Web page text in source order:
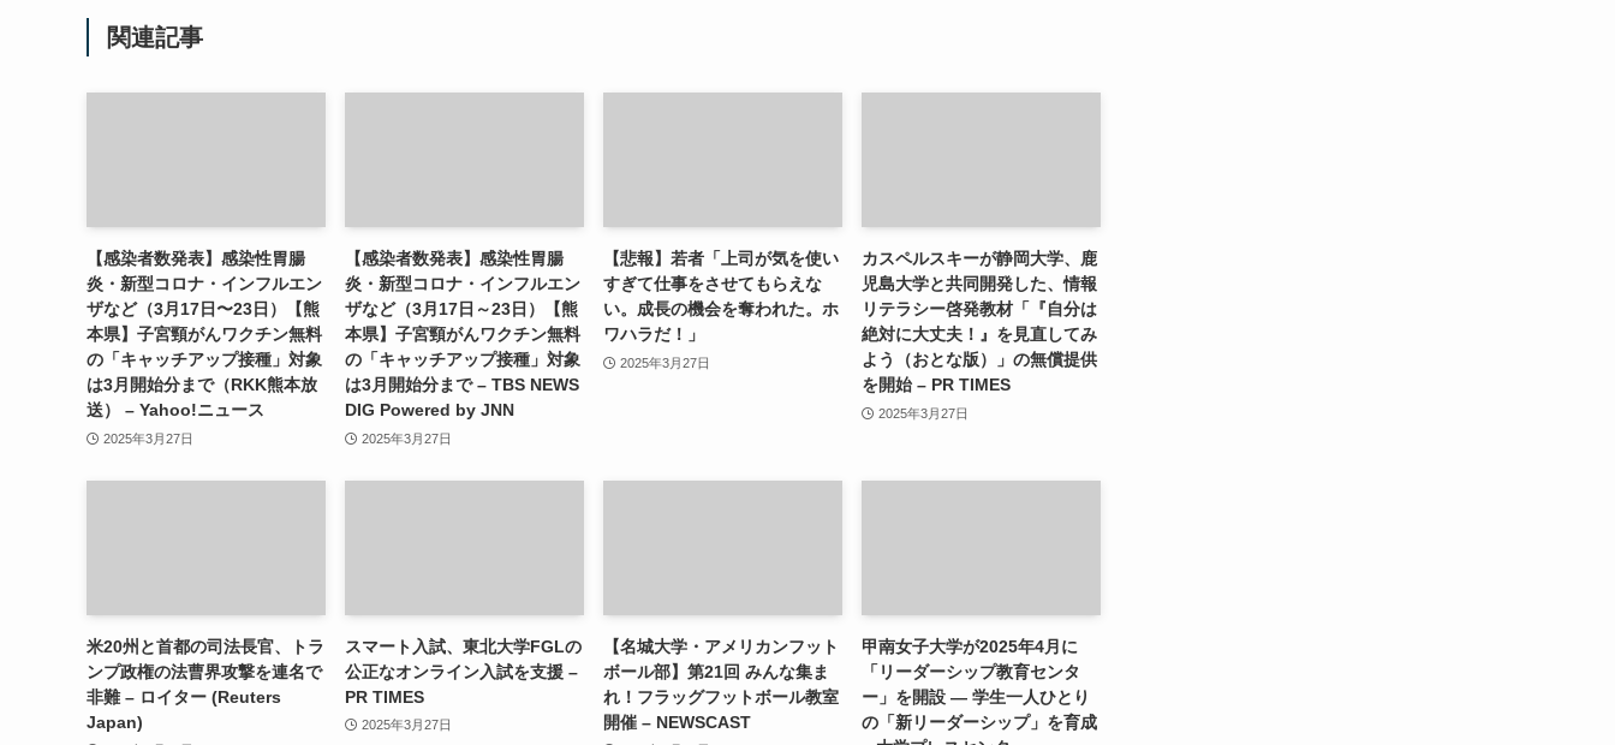
関連記事
【感染者数発表】感染性胃腸
炎・新型コロナ・インフルエン
ザなど（3月17日〜23日）【熊
本県】子宮頸がんワクチン無料
の「キャッチアップ接種」対象
は3月開始分まで（RKK熊本放
送） – Yahoo!ニュース
2025年3月27日
【感染者数発表】感染性胃腸
炎・新型コロナ・インフルエン
ザなど（3月17日～23日）【熊
本県】子宮頸がんワクチン無料
の「キャッチアップ接種」対象
は3月開始分まで – TBS NEWS
DIG Powered by JNN
2025年3月27日
【悲報】若者「上司が気を使い
すぎて仕事をさせてもらえな
い。成長の機会を奪われた。ホ
ワハラだ！」
2025年3月27日
カスペルスキーが静岡大学、鹿
児島大学と共同開発した、情報
リテラシー啓発教材「『自分は
絶対に大丈夫！』を見直してみ
よう（おとな版）」の無償提供
を開始 – PR TIMES
2025年3月27日
米20州と首都の司法長官、トラ
ンプ政権の法曹界攻撃を連名で
非難 – ロイター (Reuters
Japan)
スマート入試、東北大学FGLの
公正なオンライン入試を支援 –
PR TIMES
2025年3月27日
【名城大学・アメリカンフット
ボール部】第21回 みんな集ま
れ！フラッグフットボール教室
開催 – NEWSCAST
甲南女子大学が2025年4月に
「リーダーシップ教育センタ
ー」を開設 ― 学生一人ひとり
の「新リーダーシップ」を育成